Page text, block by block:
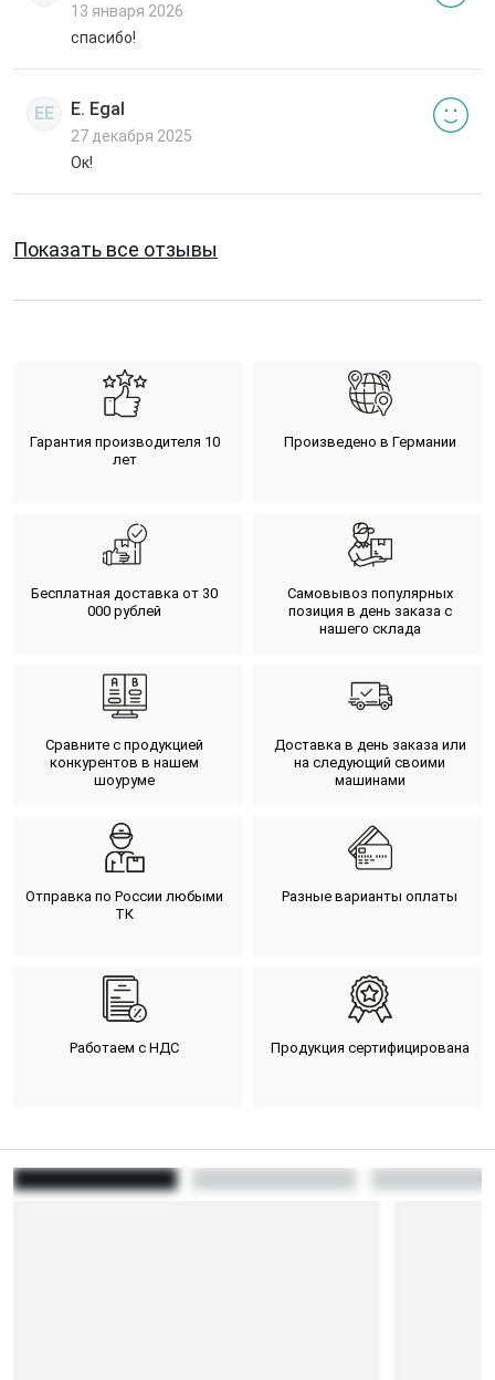
13 января 2026
спасибо!
EE E. Egal
27 декабря 2025
Ок!
Показать все отзывы
Гарантия производителя 10
лет
Произведено в Германии
Бесплатная доставка от 30
000 рублей
Самовывоз популярных
позиция в день заказа с
нашего склада
Сравните с продукцией
конкурентов в нашем
шоуруме
Доставка в день заказа или
на следующий своими
машинами
Отправка по России любыми
ТК
Разные варианты оплаты
Работаем с НДС Продукция сертифицирована